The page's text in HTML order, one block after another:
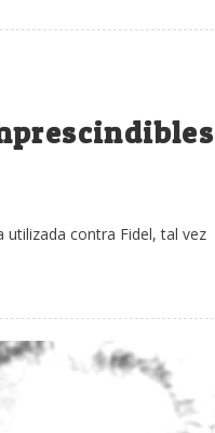
contra Fidel, tal vez